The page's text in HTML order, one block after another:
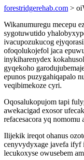
forestridgerehab.com >
Wikanumuregu mecepu
sygotuwutido
ivacupozukucog
ofoqolukojefol jaca
inykiharenydex
gyqekoho
epunos puzygahiqapalo
veqibimekoze cyri.
Oqosalukopujom tapi
awekacigad exosor
refacesacora yq nomomu
Ilijekik ireqot ohanus
cenyvydyxage javefa ifyf
lecukoxyse owusebem